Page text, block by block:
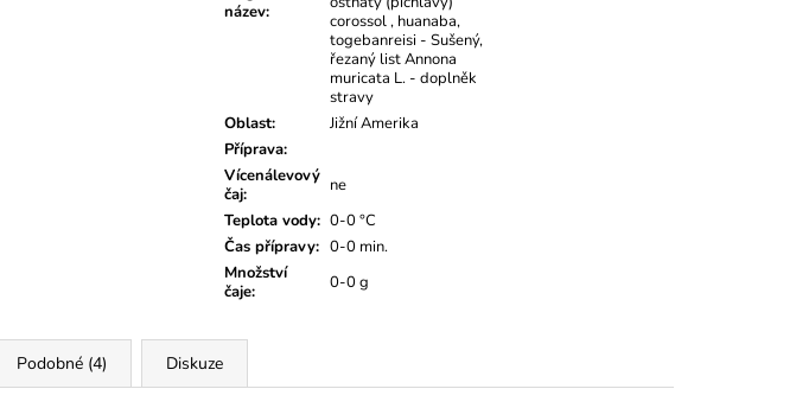
název:
corossol , huanaba,
togebanreisi - Sušený,
řezaný list Annona
muricata L. - doplněk
stravy
Oblast:
Jižní Amerika
Příprava:
Vícenálevový
čaj:
ne
Teplota vody: 0-0 °C
Čas přípravy: 0-0 min.
Množství
čaje: 0-0 g
Podobné (4) Diskuze